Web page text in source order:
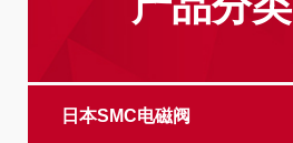
日本SMC电磁阀